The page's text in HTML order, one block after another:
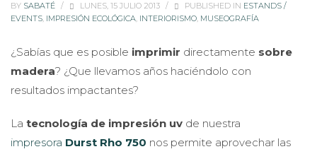
BY SABATÉ / LUNES, 15 JULIO 2013 / PUBLISHED IN ESTANDS /
EVENTS, IMPRESIÓN ECOLÓGICA, INTERIORISMO, MUSEOGRAFÍA
¿Sabías que es posible imprimir directamente sobre
madera? ¿Que llevamos años haciéndolo con
resultados impactantes?
La tecnología de impresión uv de nuestra
impresora Durst Rho 750 nos permite aprovechar las